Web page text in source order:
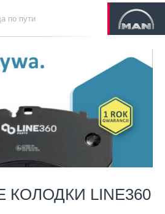
по пути
LINE360